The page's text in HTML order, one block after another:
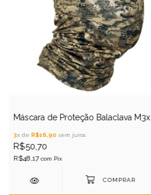
Máscara de Proteção Balaclava M3x
3x de R$16,90 sem juros
R$50,70
R$48,17com Pix